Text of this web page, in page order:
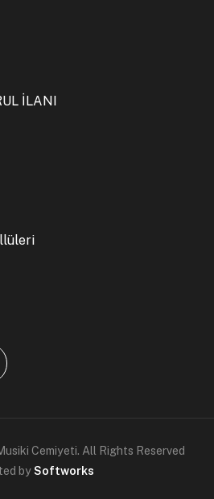
İLANI
Cemiyeti. All Rights Reserved
bySoftworks